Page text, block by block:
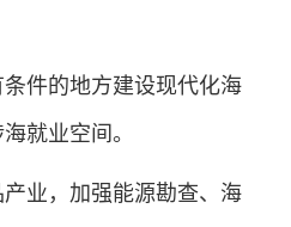
件的地方建设现代化海
就业空间。
业，加强能源勘查、海